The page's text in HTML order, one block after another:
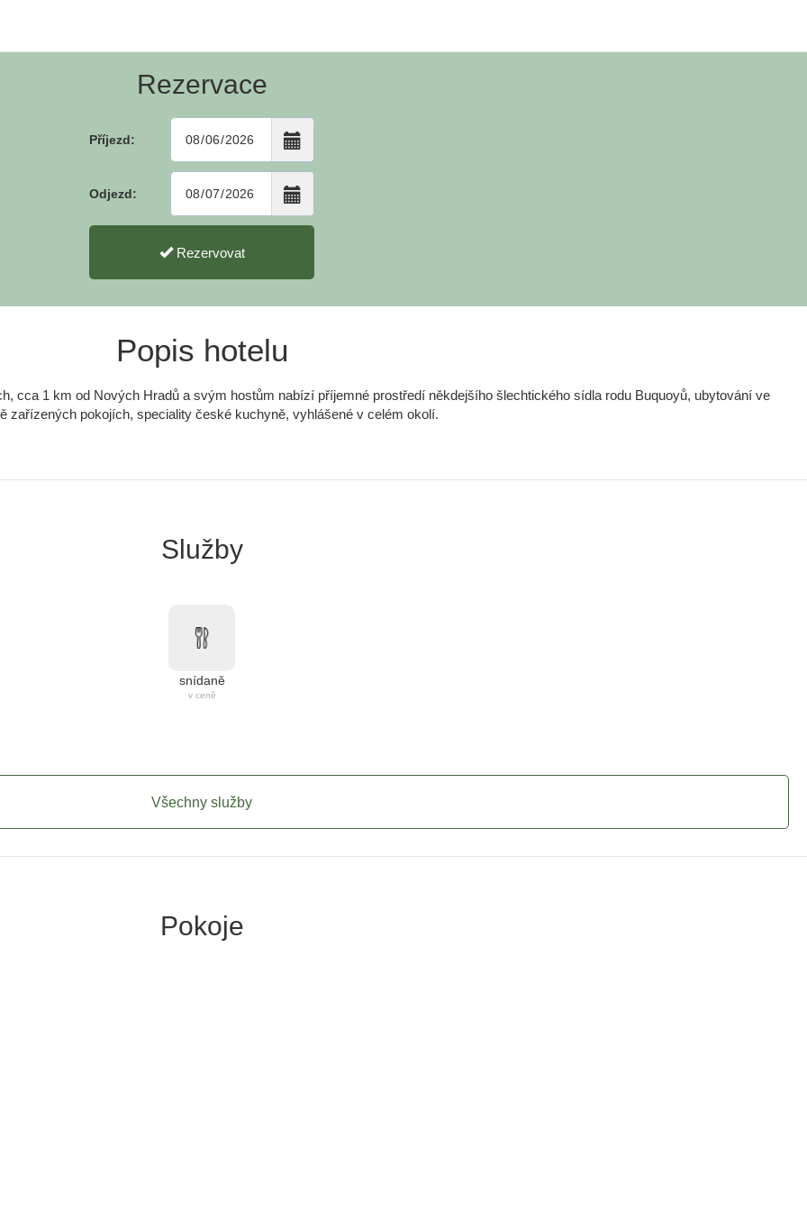
Rezervace
Příjezd:
Odjezd:
Rezervovat
Popis hotelu
cca 1 km od Nových Hradů a svým hostům nabízí příjemné prostředí někdejšího šlechtického sídla rodu Buquoyů, ubytování ve
zařízených pokojích, speciality české kuchyně, vyhlášené v celém okolí.
Služby
snídaně
v ceně
Všechny služby
Pokoje